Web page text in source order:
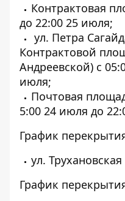
Контрактовая
до 22:00 25 июля;
ул. Петра
Контрактовой
Андреевской) с
июля;
Почтовая
5:00 24 июля до
График
ул.
График